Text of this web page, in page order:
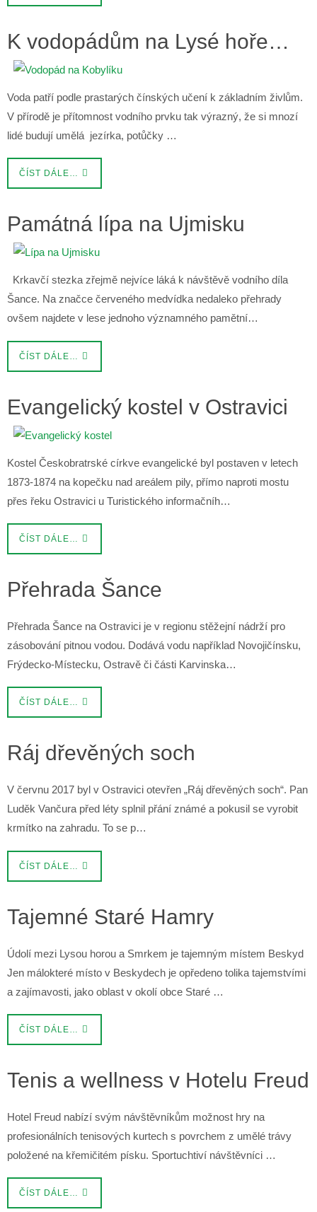
K vodopádům na Lysé hoře…
Voda patří podle prastarých čínských učení k základním živlům.
V přírodě je přítomnost vodního prvku tak výrazný, že si mnozí
lidé budují umělá jezírka, potůčky …
ČÍST DÁLE…
Památná lípa na Ujmisku
Krkavčí stezka zřejmě nejvíce láká k návštěvě vodního díla
Šance. Na značce červeného medvídka nedaleko přehrady
ovšem najdete v lese jednoho významného pamětní…
ČÍST DÁLE…
Evangelický kostel v Ostravici
Kostel Českobratrské církve evangelické byl postaven v letech
1873-1874 na kopečku nad areálem pily, přímo naproti mostu
přes řeku Ostravici u Turistického informačníh…
ČÍST DÁLE…
Přehrada Šance
Přehrada Šance na Ostravici je v regionu stěžejní nádrží pro
zásobování pitnou vodou. Dodává vodu například Novojičínsku,
Frýdecko-Místecku, Ostravě či části Karvinska…
ČÍST DÁLE…
Ráj dřevěných soch
V červnu 2017 byl v Ostravici otevřen „Ráj dřevěných soch“. Pan
Luděk Vančura před léty splnil přání známé a pokusil se vyrobit
krmítko na zahradu. To se p…
ČÍST DÁLE…
Tajemné Staré Hamry
Údolí mezi Lysou horou a Smrkem je tajemným místem Beskyd
Jen málokteré místo v Beskydech je opředeno tolika tajemstvími
a zajímavosti, jako oblast v okolí obce Staré …
ČÍST DÁLE…
Tenis a wellness v Hotelu Freud
Hotel Freud nabízí svým návštěvníkům možnost hry na
profesionálních tenisových kurtech s povrchem z umělé trávy
položené na křemičitém písku. Sportuchtiví návštěvníci …
ČÍST DÁLE…